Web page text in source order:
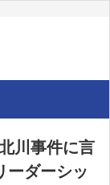
川事件に言
ーダーシッ